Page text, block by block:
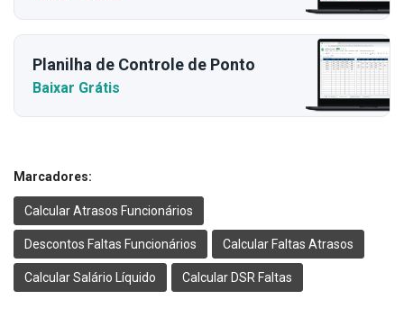
Planilha de Controle de Ponto
Baixar Grátis
Marcadores:
Calcular Atrasos Funcionários
Descontos Faltas Funcionários Calcular Faltas Atrasos
Calcular Salário Líquido Calcular DSR Faltas